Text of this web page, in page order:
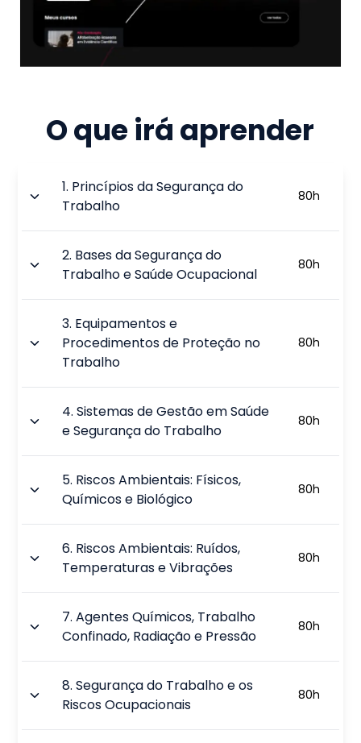
O que irá aprender
1. Princípios da Segurança do
Trabalho
80h
2. Bases da Segurança do
Trabalho e Saúde Ocupacional
80h
3. Equipamentos e
Procedimentos de Proteção no
Trabalho
80h
4.Sistemas de Gestão em Saúde
e Segurança do Trabalho
80h
5. Riscos Ambientais: Físicos,
Químicos e Biológico
80h
6. Riscos Ambientais: Ruídos,
Temperaturas e Vibrações
80h
7.Agentes Químicos, Trabalho
Confinado, Radiação e Pressão
80h
8.Segurança do Trabalho e os
Riscos Ocupacionais
80h